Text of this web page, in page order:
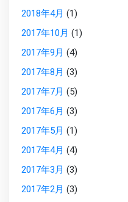
2018年4月 (1)
2017年10月 (1)
2017年9月 (4)
2017年8月 (3)
2017年7月 (5)
2017年6月 (3)
2017年5月 (1)
2017年4月 (4)
2017年3月 (3)
2017年2月 (3)